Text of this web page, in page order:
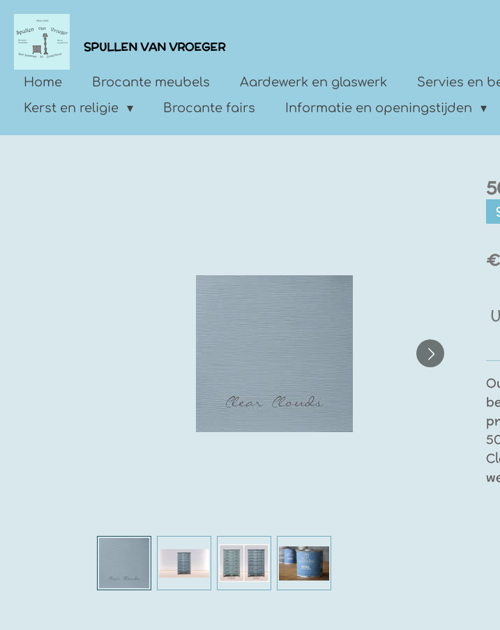
Ga
direct
naar
de
hoofdinhoud
SPULLEN VAN VROEGER
Home Brocante meubels Aardewerk en glaswerk Servies en
Kerst en religie
Brocante fairs Informatie en openingstijden
€